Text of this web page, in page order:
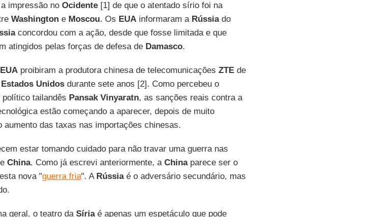
impressão no Ocidente[1] de que o atentado sírio foi na
Washingtone Moscou. Os EUAinformaram a Rússiado
concordou com a ação, desde que fosse limitada e que
atingidos pelas forças de defesa de Damasco.
EUAproibiram a produtora chinesa de telecomunicações ZTEde
Estados Unidosdurante sete anos [2]. Como percebeu o
tailandês Pansak Vinyaratn, as sanções reais contra a
estão começando a aparecer, depois de muito
aumento das taxas nas importações chinesas.
estar tomando cuidado para não travar uma guerra nas
China. Como já escrevi anteriormente, a Chinaparece ser o
nova "guerra fria". A Rússiaé o adversário secundário, mas
geral, o teatro da Síriaé apenas um espetáculo que pode